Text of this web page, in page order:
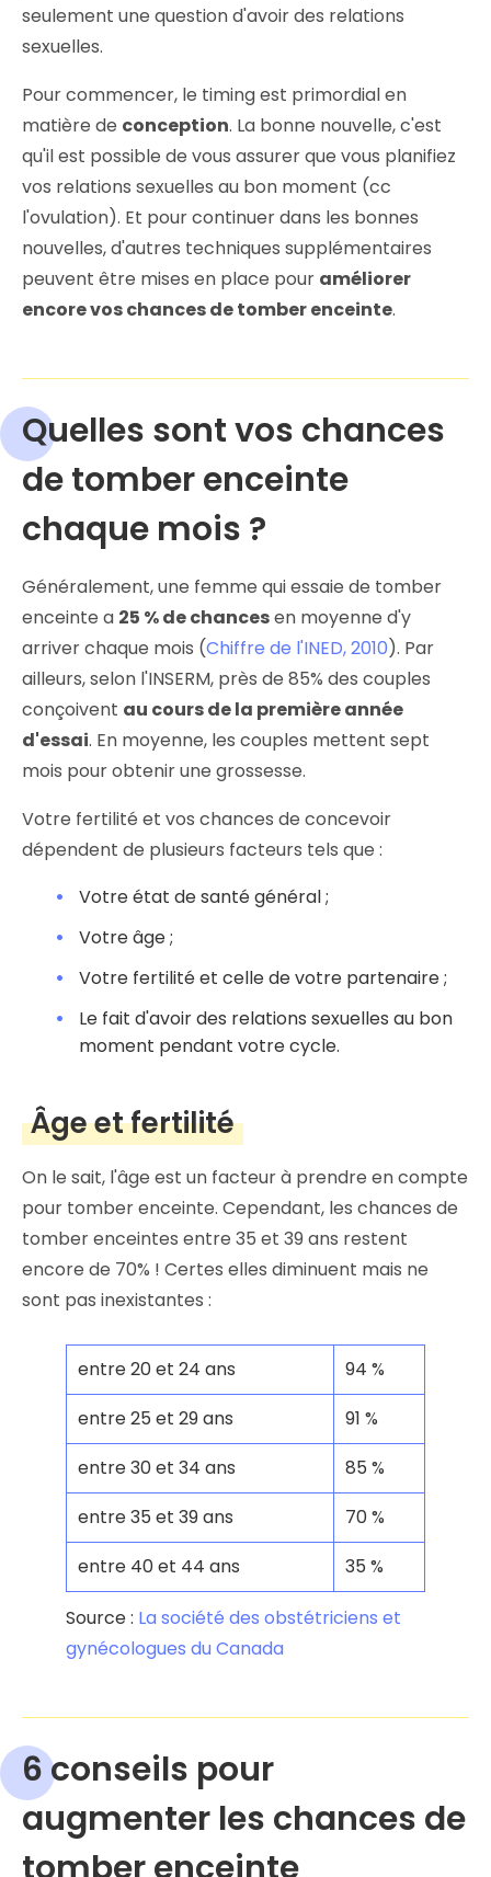
seulement une question d'avoir des relations
sexuelles.
Pour commencer, le timing est primordial en
matière de conception. La bonne nouvelle, c'est
qu'il est possible de vous assurer que vous planifiez
vos relations sexuelles au bon moment (cc
l'ovulation). Et pour continuer dans les bonnes
nouvelles, d'autres techniques supplémentaires
peuvent être mises en place pour améliorer
encore vos chances de tomber enceinte.
Quelles sont vos chances
de tomber enceinte
chaque mois ?
Généralement, une femme qui essaie de tomber
enceinte a 25 % de chancesen moyenne d'y
arriver chaque mois (Chiffre de l'INED, 2010). Par
ailleurs, selon l'INSERM, près de 85% des couples
conçoivent au cours de la première année
d'essai. En moyenne, les couples mettent sept
mois pour obtenir une grossesse.
Votre fertilité et vos chances de concevoir
dépendent de plusieurs facteurs tels que :
Votre état de santé général ;
Votre âge ;
Votre fertilité et celle de votre partenaire ;
Le fait d'avoir des relations sexuelles au bon
moment pendant votre cycle.
Âge et fertilité
On le sait, l'âge est un facteur à prendre en compte
pour tomber enceinte. Cependant, les chances de
tomber enceintes entre 35 et 39 ans restent
encore de 70% ! Certes elles diminuent mais ne
sont pas inexistantes :
entre 20 et 24 ans
94 %
entre 25 et 29 ans
91 %
entre 30 et 34 ans
85 %
entre 35 et 39 ans
70 %
entre 40 et 44 ans
35 %
Source : La société des obstétriciens et
gynécologues du Canada
6 conseils pour
augmenter les chances de
tomber enceinte